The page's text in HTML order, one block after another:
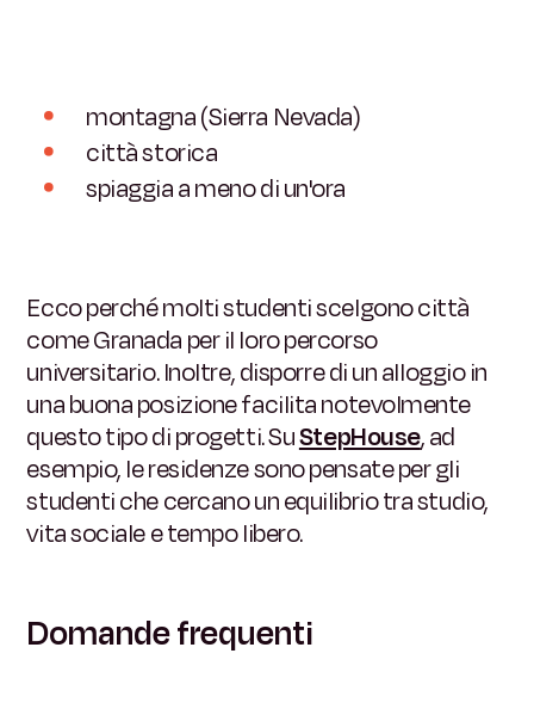
montagna (Sierra Nevada)
città storica
spiaggia a meno di un'ora
Ecco perché molti studenti scelgono città
come Granada per il loro percorso
universitario. Inoltre, disporre di un alloggio in
una buona posizione facilita notevolmente
questo tipo di progetti. SuStepHouse, ad
esempio, le residenze sono pensate per gli
studenti che cercano un equilibrio tra studio,
vita sociale e tempo libero.
Domande frequenti